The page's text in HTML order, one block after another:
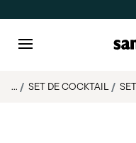
Jusqu'à
... SET DE COCKTAIL